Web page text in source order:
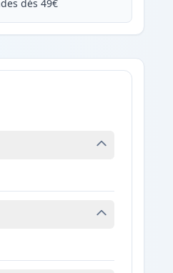
dès 49€